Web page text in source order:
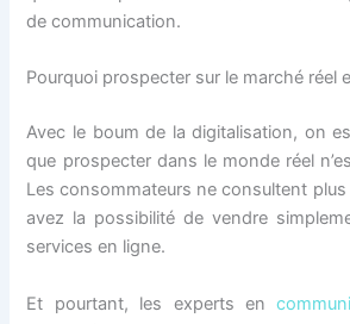
de communication.
Pourquoi prospecter sur le marché réel
Avec le boum de la digitalisation, on
que prospecter dans le monde réel
Les consommateurs ne consultent plus
avez la possibilité de vendre
services en ligne.
Et pourtant, les experts en